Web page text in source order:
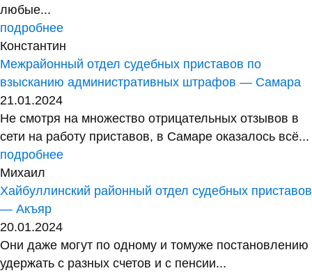
любые...
подробнее
Константин
Межрайонный отдел судебных приставов по
взысканию административных штрафов — Самара
21.01.2024
Не смотря на множество отрицательных отзывов в
сети на работу приставов, в Самаре оказалось всё...
подробнее
Михаил
Хайбуллинский районный отдел судебных приставов
— Акъяр
20.01.2024
Они даже могут по одному и томуже постановлению
удержать с разных счетов и с пенсии...